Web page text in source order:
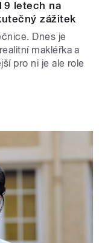
letech na
zážitek
Dnes je
makléřka a
pro ni je ale role